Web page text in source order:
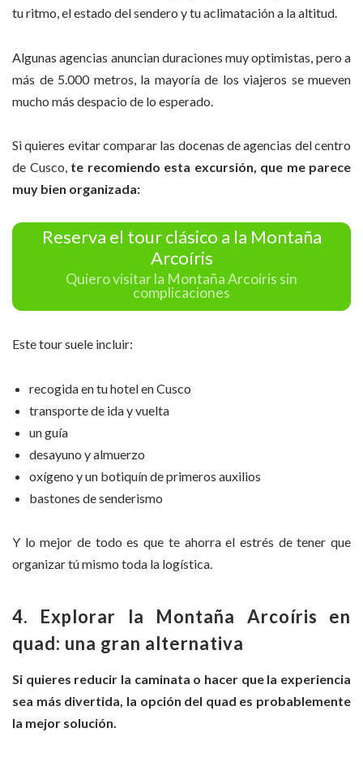
tu ritmo, el estado del sendero y tu aclimatación a la altitud.
Algunas agencias anuncian duraciones muy optimistas, pero a
más de 5.000 metros, la mayoría de los viajeros se mueven
mucho más despacio de lo esperado.
Si quieres evitar comparar las docenas de agencias del centro
de Cusco,te recomiendo esta excursión, que me parece
muy bien organizada:
Reserva el tour clásico a la Montaña
Arcoíris
Quiero visitar la Montaña Arcoíris sin
complicaciones
Este tour suele incluir:
recogida en tu hotel en Cusco
transporte de ida y vuelta
un guía
desayuno y almuerzo
oxígeno y un botiquín de primeros auxilios
bastones de senderismo
Y lo mejor de todo es que te ahorra el estrés de tener que
organizar tú mismo toda la logística.
4. Explorar la Montaña Arcoíris en
quad: una gran alternativa
Si quieres reducir la caminata o hacer que la experiencia
sea más divertida, la opción del quad es probablemente
la mejor solución.